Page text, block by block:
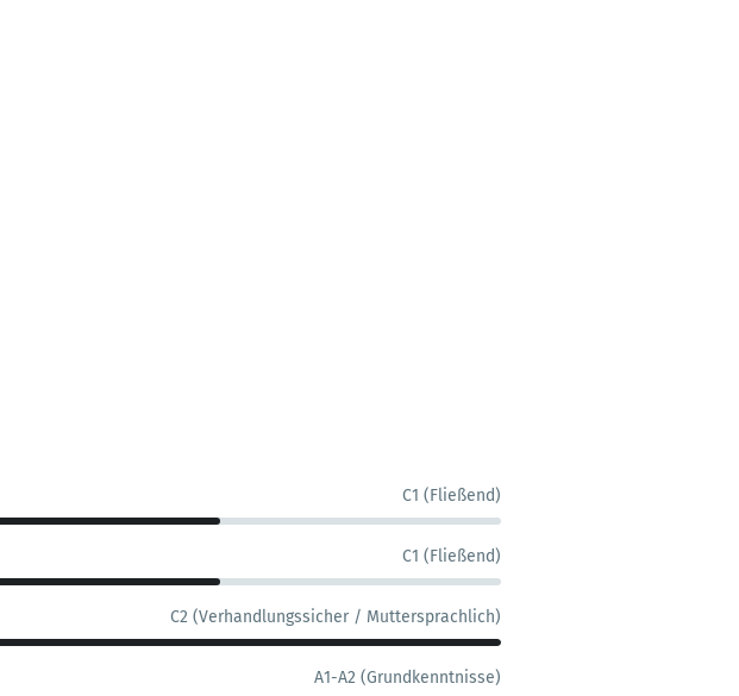
C1 (Fließend)
C1 (Fließend)
C2 (Verhandlungssicher / Muttersprachlich)
A1-A2 (Grundkenntnisse)